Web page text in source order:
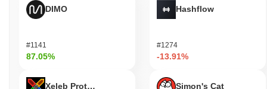
DIMO
#1141
87.05%
Xeleb Protocol
Hashflow
#1274
-13.91%
Simon's Cat